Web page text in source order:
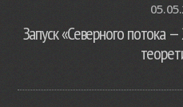
Запуск «Северного потока